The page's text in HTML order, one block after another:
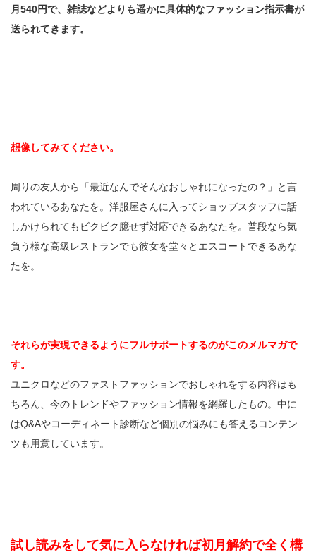
月540円で、雑誌などよりも遥かに具体的なファッション指示書が
送られてきます。
想像してみてください。
周りの友人から「最近なんでそんなおしゃれになったの？」と言
われているあなたを。洋服屋さんに入ってショップスタッフに話
しかけられてもビクビク臆せず対応できるあなたを。普段なら気
負う様な高級レストランでも彼女を堂々とエスコートできるあな
たを。
それらが実現できるようにフルサポートするのがこのメルマガで
す。
ユニクロなどのファストファッションでおしゃれをする内容はも
ちろん、今のトレンドやファッション情報を網羅したもの。中に
はQ&Aやコーディネート診断など個別の悩みにも答えるコンテン
ツも用意しています。
試し読みをして気に入らなければ初月解約で全く構